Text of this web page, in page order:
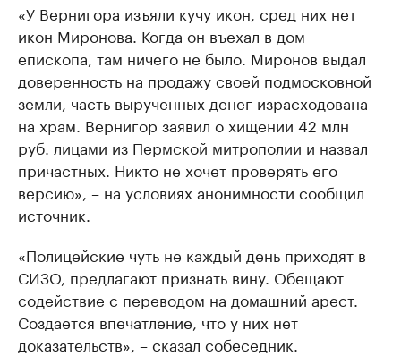
«У Вернигора изъяли кучу икон, сред них нет
икон Миронова. Когда он въехал в дом
епископа, там ничего не было. Миронов выдал
доверенность на продажу своей подмосковной
земли, часть вырученных денег израсходована
на храм. Вернигор заявил о хищении 42 млн
руб. лицами из Пермской митрополии и назвал
причастных. Никто не хочет проверять его
версию», – на условиях анонимности сообщил
источник.
«Полицейские чуть не каждый день приходят в
СИЗО, предлагают признать вину. Обещают
содействие с переводом на домашний арест.
Создается впечатление, что у них нет
доказательств», – сказал собеседник.